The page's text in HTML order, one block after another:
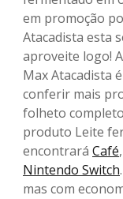
em promoção
Atacadista esta
aproveite logo!
Max Atacadista
conferir mais
folheto
produto Leite
encontrará Café,
Nintendo Switch
mas com